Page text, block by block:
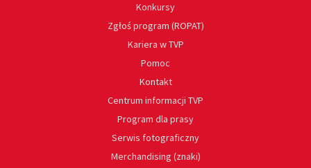
Konkursy
Zgłoś program (ROPAT)
Kariera w TVP
Pomoc
Kontakt
Centrum informacji TVP
Program dla prasy
Serwis fotograficzny
Merchandising (znaki)